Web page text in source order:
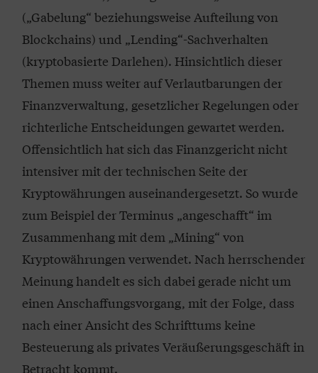
(„Gabelung“ beziehungsweise Aufteilung von
Blockchains) und „Lending“-Sachverhalten
(kryptobasierte Darlehen). Hinsichtlich dieser
Themen muss weiter auf Verlautbarungen der
Finanzverwaltung, gesetzlicher Regelungen oder
richterliche Entscheidungen gewartet werden.
Offensichtlich hat sich das Finanzgericht nicht
intensiver mit der technischen Seite der
Kryptowährungen auseinandergesetzt. So wurde
zum Beispiel der Terminus „angeschafft“ im
Zusammenhang mit dem „Mining“ von
Kryptowährungen verwendet. Nach herrschender
Meinung handelt es sich dabei gerade nicht um
einen Anschaffungsvorgang, mit der Folge, dass
nach einer Ansicht des Schrifttums keine
Besteuerung als privates Veräußerungsgeschäft in
Betracht kommt.